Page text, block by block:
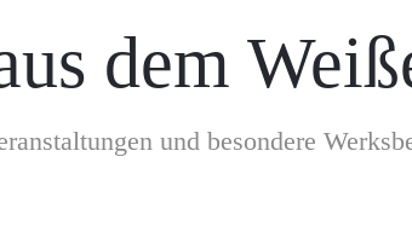
dem
und besondere